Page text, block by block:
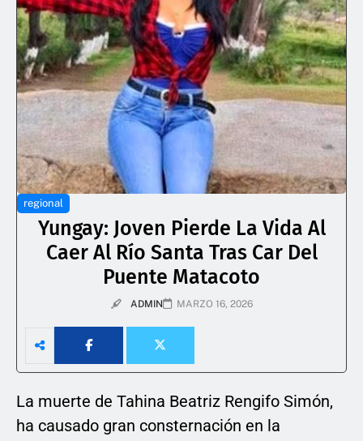
regional
Yungay: Joven Pierde La Vida Al
Caer Al Río Santa Tras Car Del
Puente Matacoto
ADMIN MARZO 16, 2026
La muerte de Tahina Beatriz Rengifo Simón,
ha causado gran consternación en la